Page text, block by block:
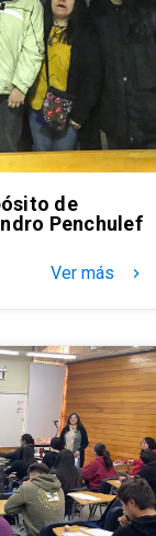
de
Penchulef
Ver más keyboard_arrow_right